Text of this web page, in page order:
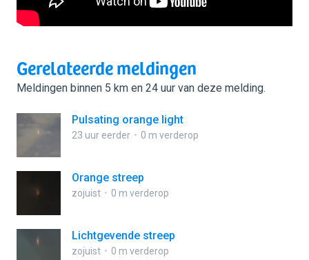
Gerelateerde meldingen
Meldingen binnen 5 km en 24 uur van deze melding.
Pulsating orange light
23 uur eerder 0 m verderop
Orange streep
zojuist 0 m verderop
Lichtgevende streep
zojuist 0 m verderop